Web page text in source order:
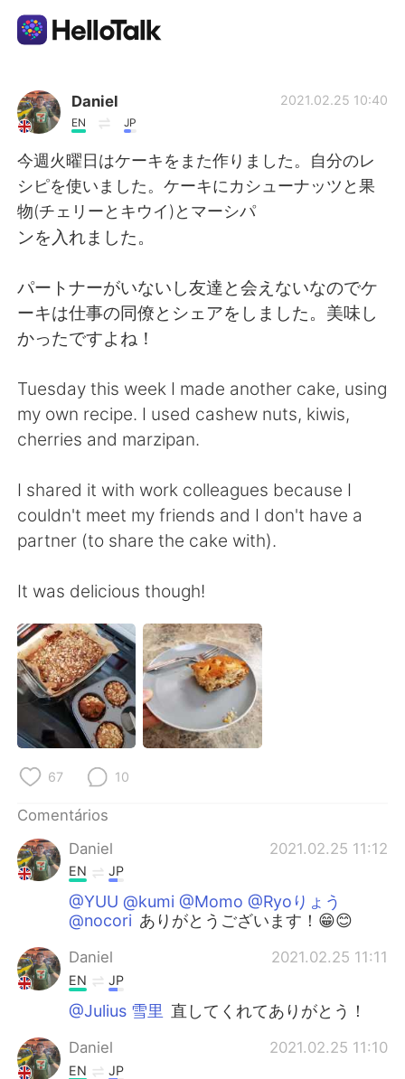
Aplicativo de troca de idioma
AI Grammar Checker
Português
繁體中文 Español
Deutsch 日本語
ไทย Indonesia
Italiano Türkçe
Tiếng Việt
Daniel
EN JP
2021.02.25 10:40
今週火曜日はケーキをまた作りました。自分のレ
シピを使いました。ケーキにカシューナッツと果
物(チェリーとキウイ)とマーシパ
ンを入れました。
パートナーがいないし友達と会えないなのでケ
ーキは仕事の同僚とシェアをしました。美味し
かったですよね！
Tuesday this week I made another cake, using
my own recipe. I used cashew nuts, kiwis,
cherries and marzipan.
I shared it with work colleagues because I
couldn't meet my friends and I don't have a
partner (to share the cake with).
It was delicious though!
67 10
Comentários
Daniel
2021.02.25 11:12
EN JP
@YUU @kumi @Momo @Ryoりょう
@nocori ありがとうございます！😁😊
Daniel 2021.02.25 11:11
EN JP
@Julius 雪里 直してくれてありがとう！
Daniel 2021.02.25 11:10
EN JP